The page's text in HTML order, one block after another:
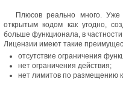
Плюсов реально много. Уже
открытым кодом как угодно,
больше функционала, в
Лицензии имеют такие
отсутствие ограничения
нет ограничения действия;
нет лимитов по размещению